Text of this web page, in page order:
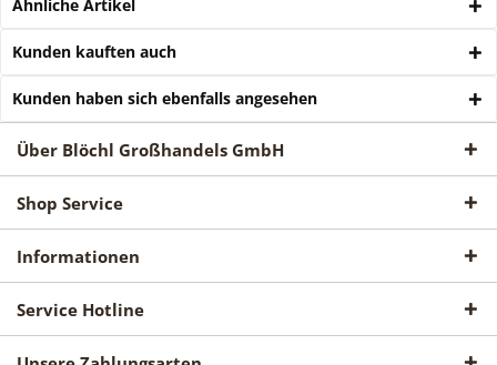
Ähnliche Artikel
Kunden kauften auch
Kunden haben sich ebenfalls angesehen
Über Blöchl Großhandels GmbH
Shop Service
Informationen
Service Hotline